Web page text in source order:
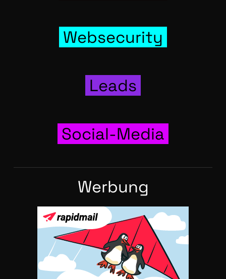
Web­se­cu­ri­ty
Leads
Social-Media
Wer­bung